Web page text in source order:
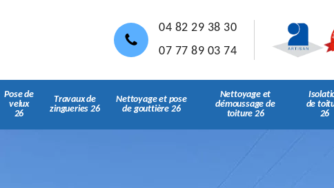
04 82 29 38 30
07 77 89 03 74
Pose de
velux
26
Travaux de
zingueries 26
Nettoyage et pose
de gouttière 26
Nettoyage et
démoussage de
toiture 26
de
26